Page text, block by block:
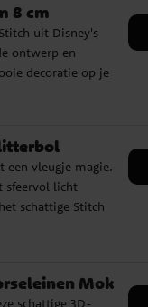
zacht licht in
en praktische
✔️ Hoogte: ca.
functie ✔️
op het hoofd te
8 cm
uit Disney's
ontwerp en
decoratie op je
Lilo & Stitch-
een vleugje magie.
sfeervol licht
schattige Stitch
effect, perfect als
overalMok
schattige 3D-